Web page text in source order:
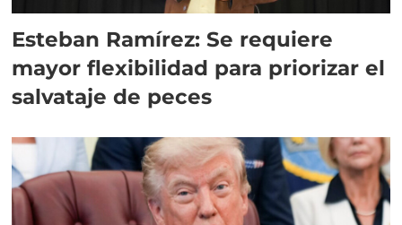
Esteban Ramírez: Se requiere
mayor flexibilidad para priorizar el
salvataje de peces